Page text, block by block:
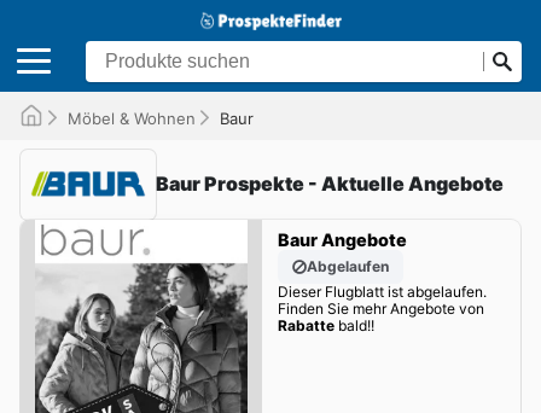
Möbel & Wohnen Baur
Baur Prospekte - Aktuelle Angebote
Baur Angebote
Abgelaufen
Dieser Flugblatt ist abgelaufen.
Finden Sie mehr Angebote von
Rabattebald!!